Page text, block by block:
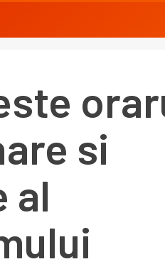
si
al